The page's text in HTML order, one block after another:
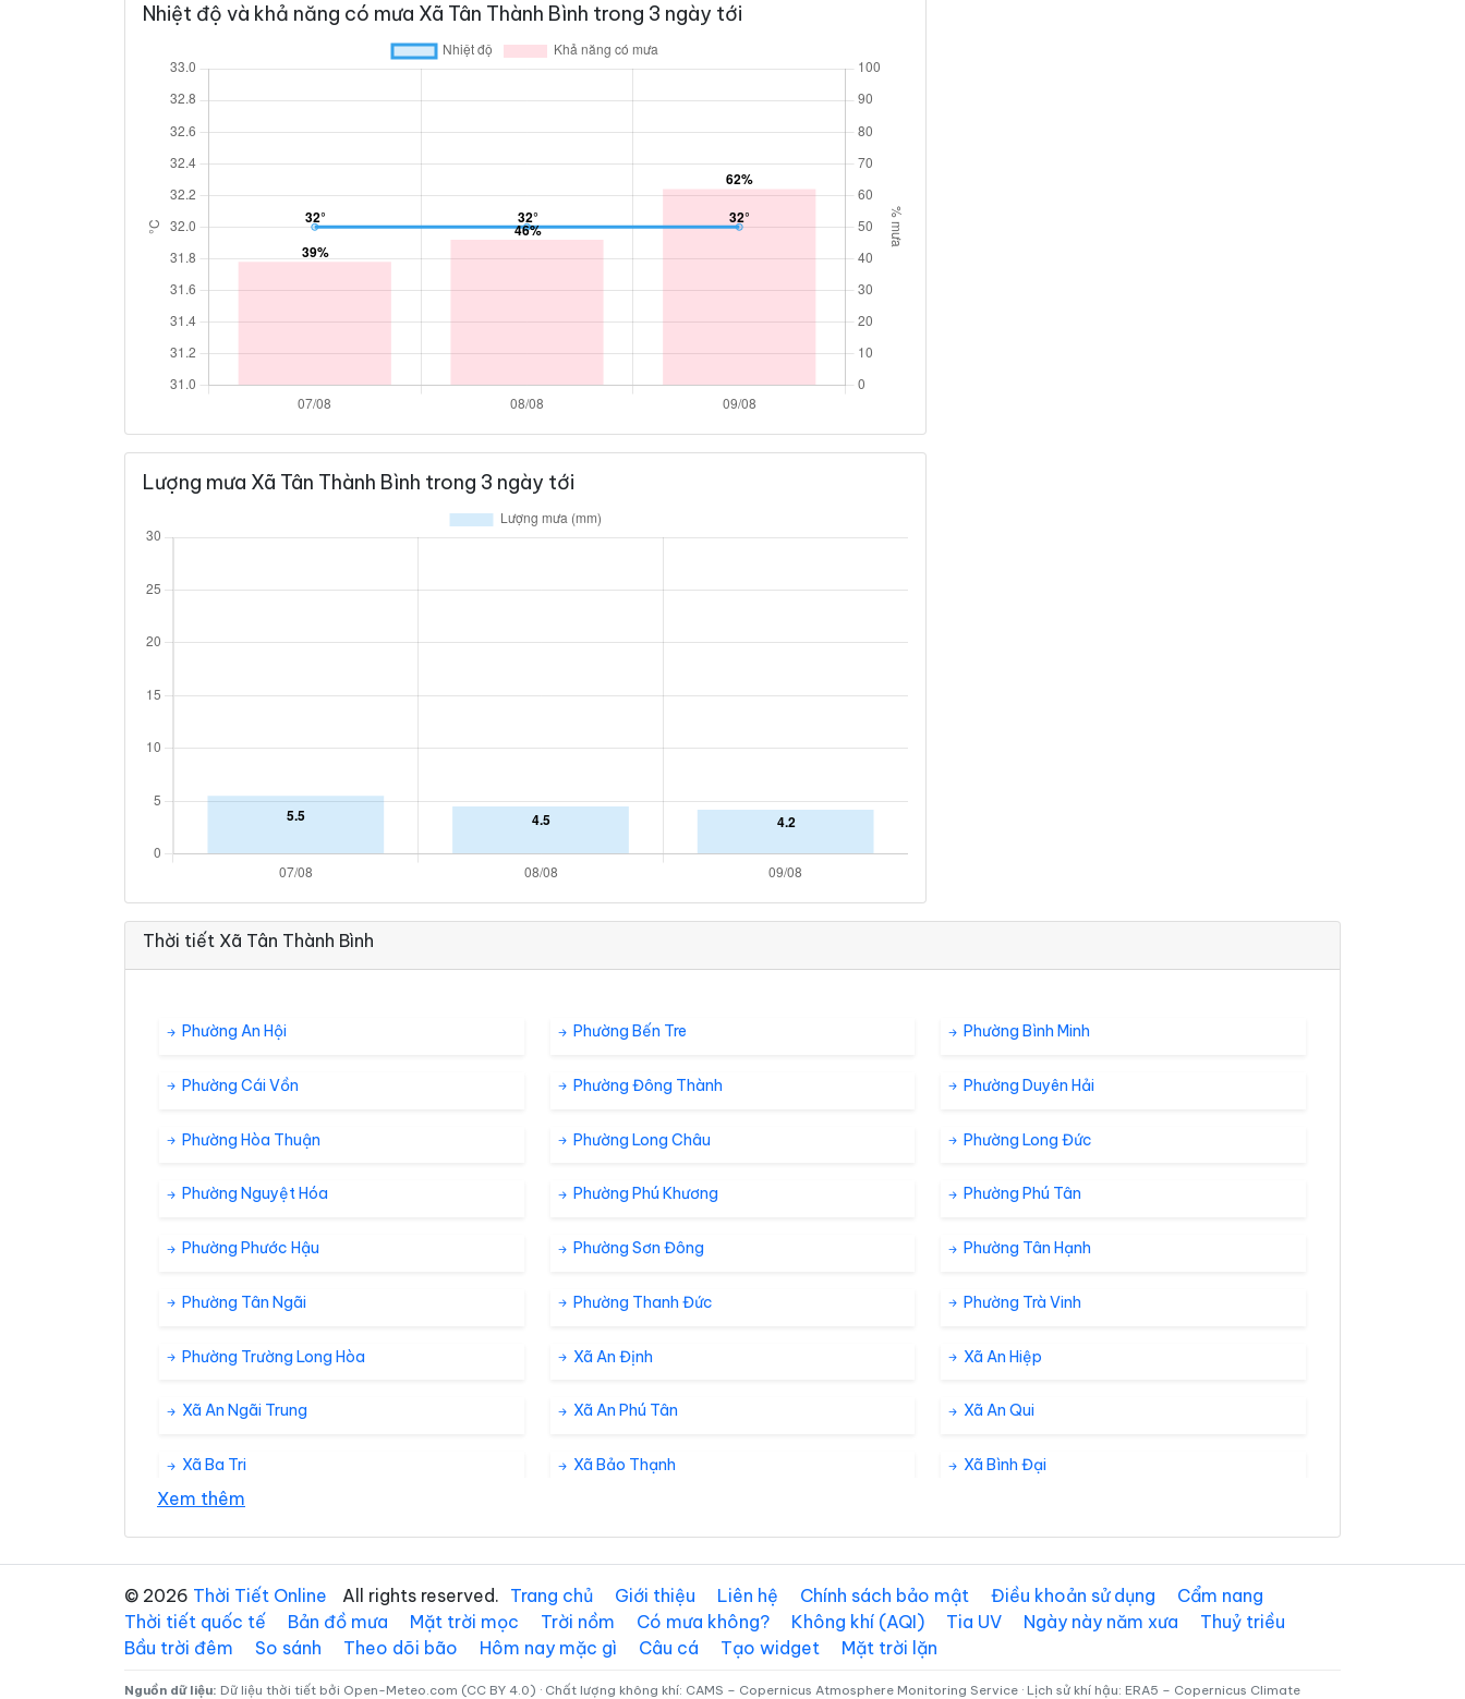
Nhiệt độ và khả năng có mưa Xã Tân Thành Bình trong 3 ngày tới
Lượng mưa Xã Tân Thành Bình trong 3 ngày tới
Thời tiết Xã Tân Thành Bình
Phường An Hội Phường Bến Tre Phường Bình Minh
Phường Cái Vồn Phường Đông Thành Phường Duyên Hải
Phường Hòa Thuận Phường Long Châu Phường Long Đức
Phường Nguyệt Hóa Phường Phú Khương Phường Phú Tân
Phường Phước Hậu Phường Sơn Đông Phường Tân Hạnh
Phường Tân Ngãi Phường Thanh Đức Phường Trà Vinh
Phường Trường Long Hòa Xã An Định Xã An Hiệp
Xã An Ngãi Trung Xã An Phú Tân Xã An Qui
Xã Ba Tri Xã Bảo Thạnh Xã Bình Đại
Xã Cầu Ngang Xã Châu Hòa Xã Châu Hưng
Xã Châu Thành Xã Chợ Lách Xã Đại An
Xem thêm
© 2026 Thời Tiết Online All rights reserved. Trang chủ Giới thiệu Liên hệ Chính sách bảo mật Điều khoản sử dụng
Cẩm nang
Thời tiết quốc tế
Bản đồ mưa Mặt trời mọc Trời nồm Có mưa không? Không khí (AQI) Tia UV Ngày này năm xưa
Thuỷ triều
Bầu trời đêm
So sánh Theo dõi bão Hôm nay mặc gì Câu cá Tạo widget Mặt trời lặn
Nguồn dữ liệu: Dữ liệu thời tiết bởi Open-Meteo.com (CC BY 4.0) · Chất lượng không khí: CAMS – Copernicus Atmosphere Monitoring Service · Lịch sử khí hậu: ERA5 – Copernicus Climate